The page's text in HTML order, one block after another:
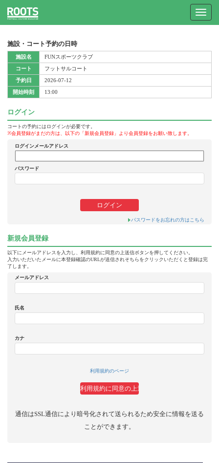
Toggle
施設・コート予約の日時
施設名
コート
予約日
開始時刻
FUNスポーツクラブ
フットサルコート
2026-07-12
13:00
ログイン
コートの予約にはログインが必要です。
※会員登録がまだの方は、以下の「新規会員登録」より会員登録をお願い致します。
ログインメールアドレス
パスワード
パスワードをお忘れの方はこちら
新規会員登録
以下にメールアドレスを入力し、利用規約に同意の上送信ボタンを押してください。
入力いただいたメールに本登録確認のURLが送信されそちらをクリックいただくと登録は完
了します。
メールアドレス
氏名
カナ
利用規約のページ
通信はSSL通信により暗号化されて送られるため安全に情報を送る
ことができます。